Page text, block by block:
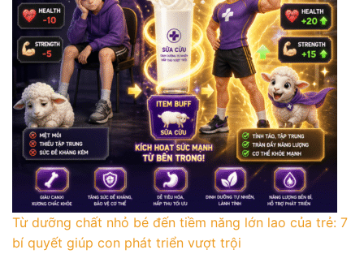
Từ dưỡng chất nhỏ bé đến tiềm năng lớn lao của trẻ: 7
bí quyết giúp con phát triển vượt trội